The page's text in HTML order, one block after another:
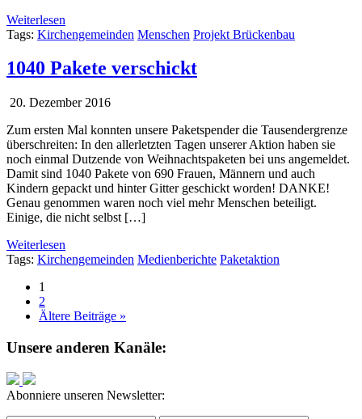
Weiterlesen
Tags: Kirchengemeinden Menschen Projekt Brückenbau
1040 Pakete verschickt
20. Dezember 2016
Zum ersten Mal konnten unsere Paketspender die Tausendergrenze
überschreiten: In den allerletzten Tagen unserer Aktion haben sie
noch einmal Dutzende von Weihnachtspaketen bei uns angemeldet.
Damit sind 1040 Pakete von 690 Frauen, Männern und auch
Kindern gepackt und hinter Gitter geschickt worden! DANKE!
Genau genommen waren noch viel mehr Menschen beteiligt.
Einige, die nicht selbst […]
Weiterlesen
Tags: Kirchengemeinden Medienberichte Paketaktion
1
2
Ältere Beiträge »
Unsere anderen Kanäle:
Abonniere unseren Newsletter: